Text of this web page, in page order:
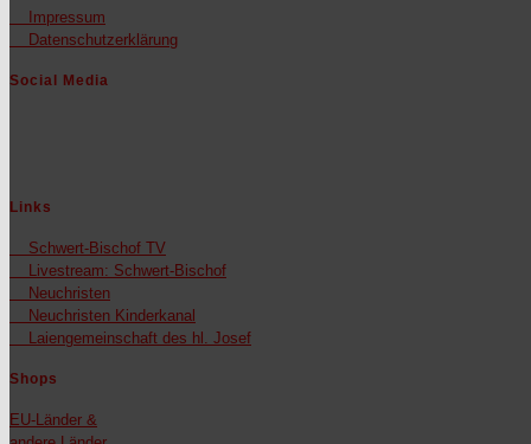
Impres­sum
Daten­schutzerk­lärung
Social Media
Links
Schw­ert-Bischof TV
Livestream: Schw­ert-Bischof
Neuchris­ten
Neuchris­ten Kinderkanal
Laienge­mein­schaft des hl. Josef
Shops
EU-Län­der &